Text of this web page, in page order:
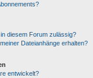
diesem Forum zulässig?
Dateianhänge erhalten?
entwickelt?